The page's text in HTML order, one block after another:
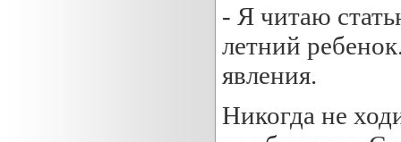
- Я читаю
летний
явления.
Никогда не